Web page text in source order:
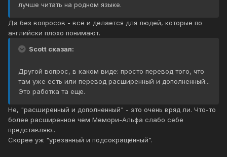
лучше читать на родном языке.
Да без вопросов - всё и делается для людей, которые по
английски плохо понимают.
Scott сказал:
Другой вопрос, в каком виде: просто перевод того, что
там уже есть или перевод расширенный и дополненный...
Это работка та еще.
Не, "расширенный и дополненный" - это очень вряд ли. Что-то
более расширенное чем Мемори-Альфа слабо себе
представляю..
Скорее уж "урезанный и подсокращённый".